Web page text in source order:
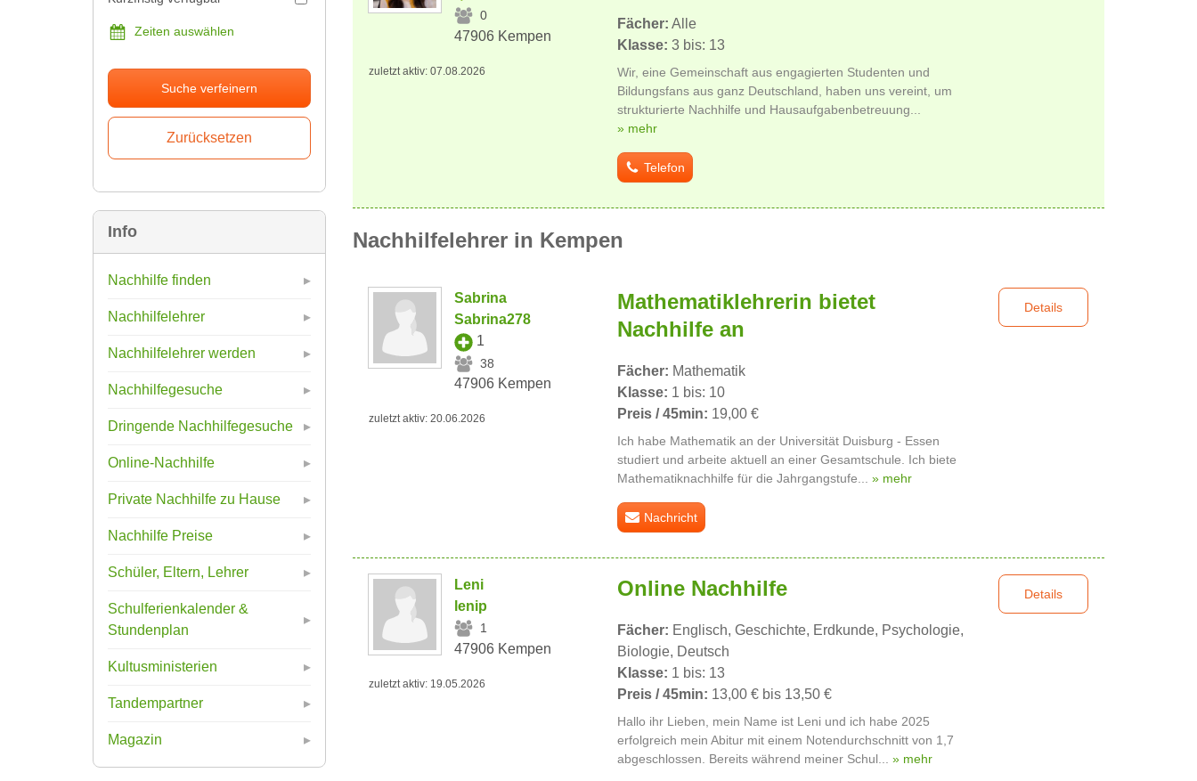
Zeiten auswählen
Suche verfeinern
Info
Nachhilfe finden
Nachhilfelehrer
Nachhilfelehrer werden
Nachhilfegesuche
Dringende Nachhilfegesuche
Online-Nachhilfe
Private Nachhilfe zu Hause
Nachhilfe Preise
Schüler, Eltern, Lehrer
Schulferienkalender &
Stundenplan
Kultusministerien
Tandempartner
Magazin
0
47906 Kempen
zuletzt aktiv: 07.08.2026
Fächer: Alle
Klasse: 3 bis: 13
Wir, eine Gemeinschaft aus engagierten Studenten und
Bildungsfans aus ganz Deutschland, haben uns vereint, um
strukturierte Nachhilfe und Hausaufgabenbetreuung...
» mehr
Telefon
Nachhilfelehrer in Kempen
Sabrina
Sabrina278
1
38
47906 Kempen
zuletzt aktiv: 20.06.2026
Mathematiklehrerin bietet
Nachhilfe an
Fächer: Mathematik
Klasse: 1 bis: 10
Preis / 45min: 19,00 €
Ich habe Mathematik an der Universität Duisburg - Essen
studiert und arbeite aktuell an einer Gesamtschule. Ich biete
Mathematiknachhilfe für die Jahrgangstufe... » mehr
Details
Nachricht
Leni
lenip
1
47906 Kempen
zuletzt aktiv: 19.05.2026
Online Nachhilfe
Fächer: Englisch, Geschichte, Erdkunde, Psychologie,
Biologie, Deutsch
Klasse: 1 bis: 13
Preis / 45min: 13,00 € bis 13,50 €
Hallo ihr Lieben, mein Name ist Leni und ich habe 2025
erfolgreich mein Abitur mit einem Notendurchschnitt von 1,7
abgeschlossen. Bereits während meiner Schul... » mehr
Details